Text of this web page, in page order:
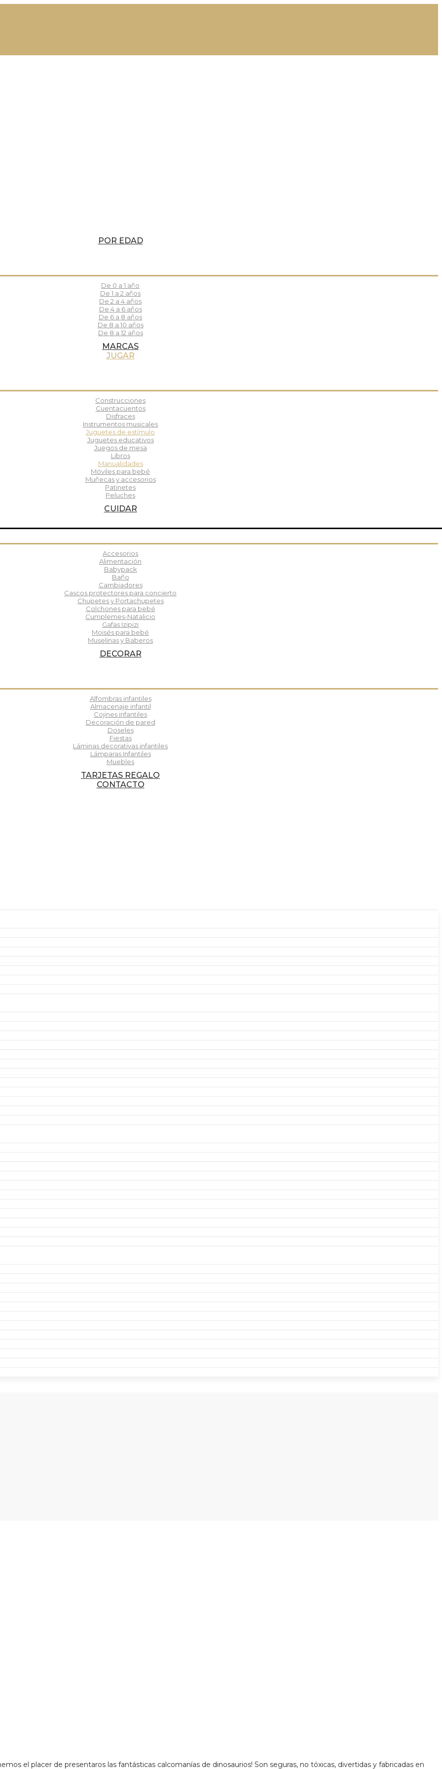
POR EDAD
De 0 a 1 año
De 1 a 2 años
De 2 a 4 años
De 4 a 6 años
De 6 a 8 años
De 8 a 10 años
De 8 a 12 años
MARCAS
JUGAR
Construcciones
Cuentacuentos
Disfraces
Instrumentos musicales
Juguetes de estímulo
Juguetes educativos
Juegos de mesa
Libros
Manualidades
Móviles para bebé
Muñecas y accesorios
Patinetes
Peluches
CUIDAR
Accesorios
Alimentación
Babypack
Baño
Cambiadores
Cascos protectores para concierto
Chupetes y Portachupetes
Colchones para bebé
Cumplemes-Natalicio
Gafas Izipizi
Moisés para bebé
Muselinas y Baberos
DECORAR
Alfombras infantiles
Almacenaje infantil
Cojines infantiles
Decoración de pared
Doseles
Fiestas
Láminas decorativas infantiles
Lámparas Infantiles
Muebles
TARJETAS REGALO
CONTACTO
el placer de presentaros las fantásticas calcomanías de dinosaurios! Son seguras, no tóxicas, divertidas y fabricadas en